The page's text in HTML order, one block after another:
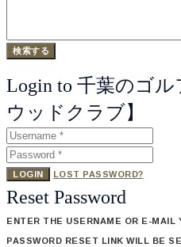
Login to 千葉のゴ
ウッドクラブ】
LOGIN LOST PASSWORD?
Reset Password
ENTER THE USERNAME OR E-MAIL
PASSWORD RESET LINK WILL BE